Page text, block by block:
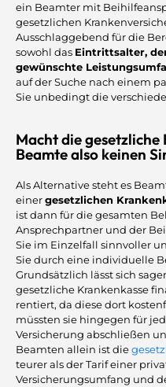
ein Beamter mit
gesetzlichen
Ausschlaggebend für die
sowohl das Eintrittsalter,
gewünschte
auf der Suche nach einem
Sie unbedingt die
Macht die
Beamte also keinen
Als Alternative steht es
einergesetzlichen
ist dann für die gesamten
Ansprechpartner und der
Sie im Einzelfall sinnvoller
Sie durch eine individuelle
Grundsätzlich lässt sich
gesetzliche Krankenkasse
rentiert, da diese dort
müssten sie hingegen für
Versicherung abschließen
Beamten allein ist die
teurer als der Tarif einer
Versicherungsumfang und